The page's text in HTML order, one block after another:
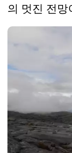
의 멋진 전망